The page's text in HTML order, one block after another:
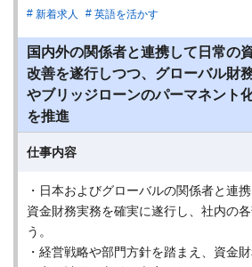
新着求人 英語を活かす
国内外の関係者と連携して日常の
改善を遂行しつつ、グローバル財
やブリッジローンのパーマネント
を推進
仕事内容
・日本およびグローバルの関係者と連
資金財務実務を確実に遂行し、社内の
う。
・経営戦略や部門方針を踏まえ、資金